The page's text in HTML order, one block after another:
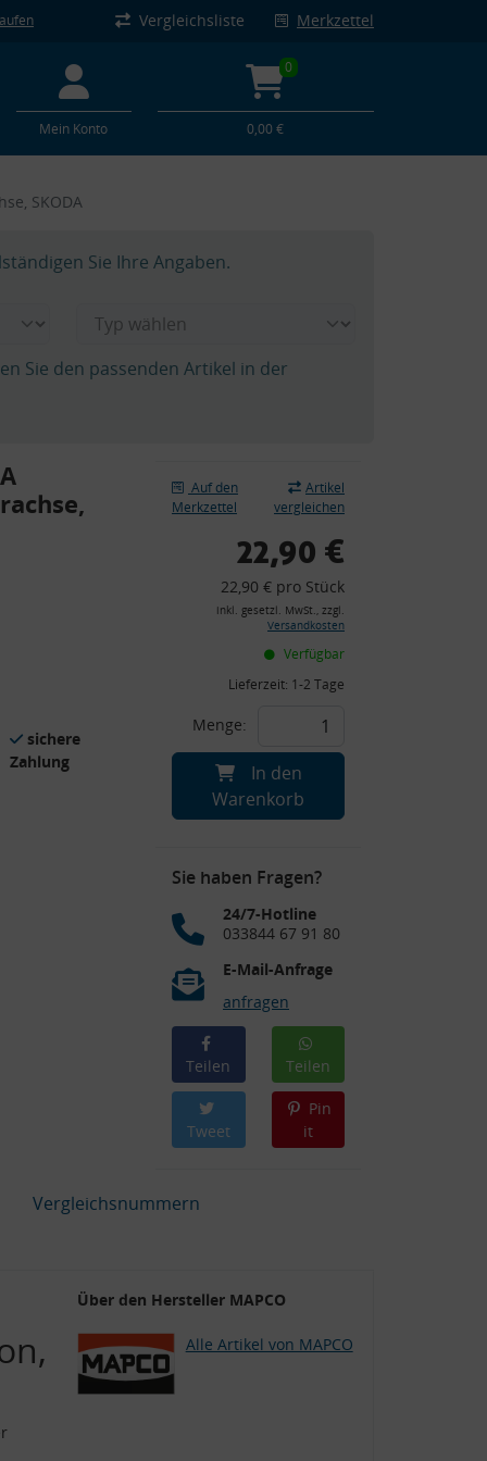
Vergleichsliste Merkzettel
Mein Konto
0
0,00 €
SKODA
Sie Ihre Angaben.
Sie den passenden Artikel in der
sichere
Zahlung
Auf den
Merkzettel
Artikel
vergleichen
22,90 €
22,90 € pro Stück
inkl. gesetzl. MwSt., zzgl.
Versandkosten
Verfügbar
Lieferzeit: 1-2 Tage
Menge:
In den
Warenkorb
Sie haben Fragen?
24/7-Hotline
033844 67 91 80
E-Mail-Anfrage
anfragen
Teilen Teilen
Tweet
Pin
it
Vergleichsnummern
Über den Hersteller MAPCO
Alle Artikel von MAPCO